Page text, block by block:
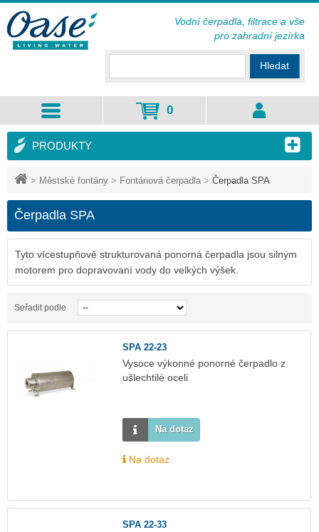
> Městské fontány > Fontánová čerpadla > Čerpadla SPA
Čerpadla SPA
Tyto vícestupňově strukturovaná ponorná čerpadla jsou silným
motorem pro dopravovaní vody do velkých výšek.
Seřadit podle
SPA 22-23
Vysoce výkonné ponorné čerpadlo z
ušlechtilé oceli
Na dotaz
Na dotaz
SPA 22-33
PRODUKTY
Hledat
0
Vodní čerpadla, filtrace a vše
pro zahradní jezírka